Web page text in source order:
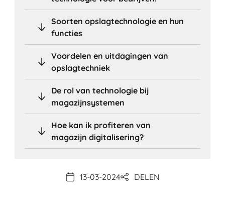
Soorten opslagtechnologie en hun
functies
Voordelen en uitdagingen van
opslagtechniek
De rol van technologie bij
magazijnsystemen
Hoe kan ik profiteren van
magazijn digitalisering?
13-03-2024 DELEN